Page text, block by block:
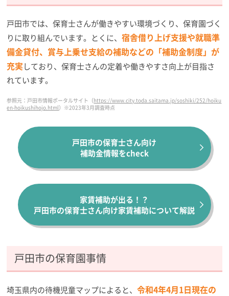
戸田市では、保育士さんが働きやすい環境づくり、保育園づく
りに取り組んでいます。とくに、宿舎借り上げ支援や就職準
備金貸付、賞与上乗せ支給の補助などの「補助金制度」が
充実しており、保育士さんの定着や働きやすさ向上が目指さ
れています。
参照元：戸田市情報ポータルサイト（https://www.city.toda.saitama.jp/soshiki/252/hoiku
en-hoikushihojo.html）※2023年3月調査時点
戸田市の保育士さん向け
補助金情報をcheck
家賃補助が出る！？
戸田市の保育士さん向け家賃補助について解説
戸田市の保育園事情
埼玉県内の待機児童マップによると、令和4年4月1日現在の